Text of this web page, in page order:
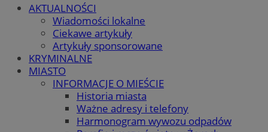
AKTUALNOŚCI
Wiadomości lokalne
Ciekawe artykuły
Artykuły sponsorowane
KRYMINALNE
MIASTO
INFORMACJE O MIEŚCIE
Historia miasta
Ważne adresy i telefony
Harmonogram wywozu odpadów